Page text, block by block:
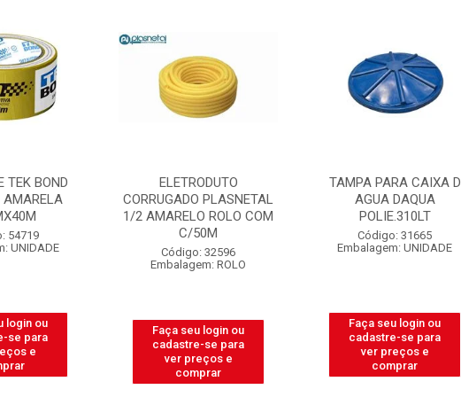
TEK BOND
54719
UNIDADE
login ou
se para
e
ELETRODUTO
CORRUGADO PLASNETAL
1/2 AMARELO ROLO COM
C/50M
Código: 32596
Embalagem: ROLO
Faça seu login ou
cadastre-se para
ver preços e
comprar
TAMPA PARA CAIXA D
AGUA DAQUA
POLIE.310LT
Código: 31665
Embalagem: UNIDADE
Faça seu login ou
cadastre-se para
ver preços e
comprar